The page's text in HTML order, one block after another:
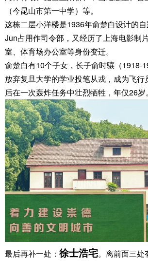
（今昆山市第一中学）等。
这栋二层小洋楼是1936年俞楚白设计的
Jun占用作司令部，又经历了上海电影制
室、体育场办公室等身份变迁。
俞楚白有10个子女，长子俞时骧（1918-
放弃复旦大学的学业投笔从戎，成为飞行
后在一次轰炸任务中壮烈牺牲，年仅26岁。
最后再补一处： 徐士浩宅。离前面三处